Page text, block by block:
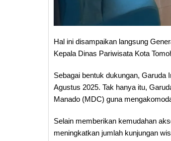
Hal ini disampaikan langsung
Kepala Dinas Pariwisata Kota
Sebagai bentuk dukungan, Garuda
Agustus 2025. Tak hanya itu,
Manado (MDC) guna
Selain memberikan kemudahan
meningkatkan jumlah kunjungan